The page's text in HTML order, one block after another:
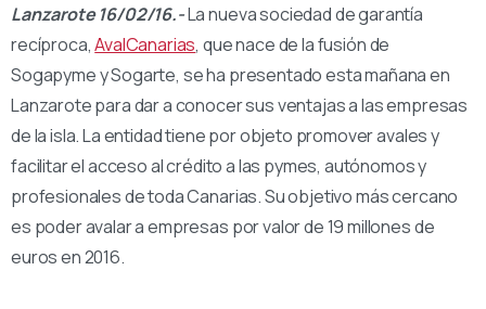
Lanzarote 16/02/16.-La nueva sociedad de garantía
recíproca,AvalCanarias, que nace de la fusión de
Sogapyme y Sogarte, se ha presentado esta mañana en
Lanzarote para dar a conocer sus ventajas a las empresas
de la isla. La entidad tiene por objeto promover avales y
facilitar el acceso al crédito a las pymes, autónomos y
profesionales de toda Canarias. Su objetivo más cercano
es poder avalar a empresas por valor de 19 millones de
euros en 2016.